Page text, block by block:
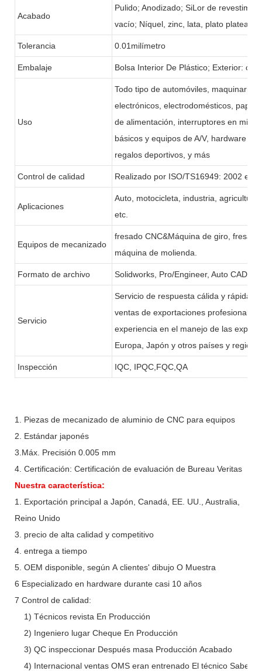
Acabado
Pulido; Anodizado; SiLor de
vacío; Níquel, zinc, lata, plato plateado,
Tolerancia 0.01milímetro
Embalaje Bolsa Interior De Plástico; Exterior:
Uso
Todo tipo de automóviles, maquinaria,
electrónicos, electrodomésticos,
de alimentación, interruptores en
básicos y equipos de A/V, hardware y
regalos deportivos, y más
Control de calidad Realizado por ISO/TS16949: 2002 e
Aplicaciones
Auto, motocicleta, industria,
etc.
Equipos de mecanizado
fresado CNC&Máquina de giro,
máquina de molienda.
Formato de archivo Solidworks, Pro/Engineer, Auto CAD,
Servicio
Servicio de respuesta cálida y rápida
ventas de exportaciones profesionales
experiencia en el manejo de las
Europa, Japón y otros países y
Inspección IQC, IPQC,FQC,QA
1. Piezas de mecanizado de aluminio de CNC para equipos
2. Estándar japonés
3.Máx. Precisión 0.005 mm
4. Certificación: Certificación de evaluación de Bureau Veritas
Nuestra característica:
1. Exportación principal a Japón, Canadá, EE. UU., Australia,
Reino Unido
3. precio de alta calidad y competitivo
4. entrega a tiempo
5. OEM disponible, según A clientes' dibujo O Muestra
6 Especializado en hardware durante casi 10 años
7 Control de calidad:
1) Técnicos revista En Producción
2) Ingeniero lugar Cheque En Producción
3) QC inspeccionar Después masa Producción Acabado
4) Internacional ventas OMS eran entrenado El técnico Saber